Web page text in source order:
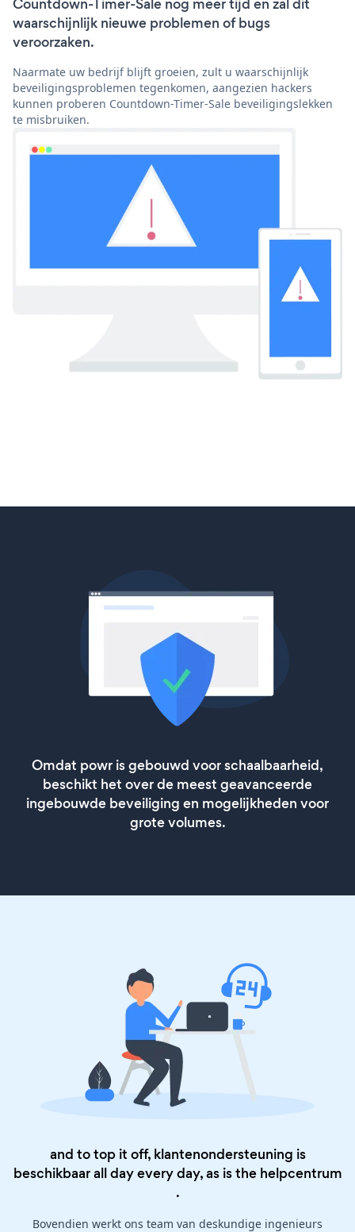
waarschijnlijk nieuwe problemen of bugs
veroorzaken.
Naarmate uw bedrijf blijft groeien, zult u waarschijnlijk
beveiligingsproblemen tegenkomen, aangezien hackers
kunnen proberen Countdown-Timer-Sale beveiligingslekken
te misbruiken.
Omdat powr is gebouwd voor schaalbaarheid,
beschikt het over de meest geavanceerde
ingebouwde beveiliging en mogelijkheden voor
grote volumes.
and to top it off, klantenondersteuning is
beschikbaar all day every day, as is the helpcentrum
.
Bovendien werkt ons team van deskundige ingenieurs